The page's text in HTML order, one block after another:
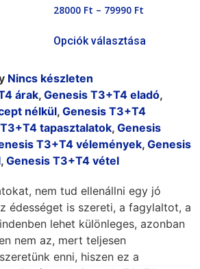
28000 Ft – 79990 Ft
Opciók választása
Nincs készleten
árak, Genesis T3+T4 eladó,
nélkül, Genesis T3+T4
tapasztalatok, Genesis
T3+T4 vélemények, Genesis
, Genesis T3+T4 vétel
nem tud ellenállni egy jó
édességet is szereti, a fagylaltot, a
lehet különleges, azonban
nem az, mert teljesen
enni, hiszen ez a